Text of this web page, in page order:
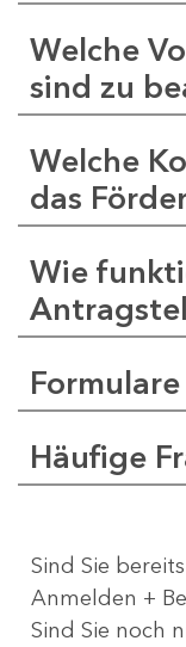
Welche
sind zu
Welche
das
Wie
Häufige
Sind Sie
Anmelden +
Sind Sie noch